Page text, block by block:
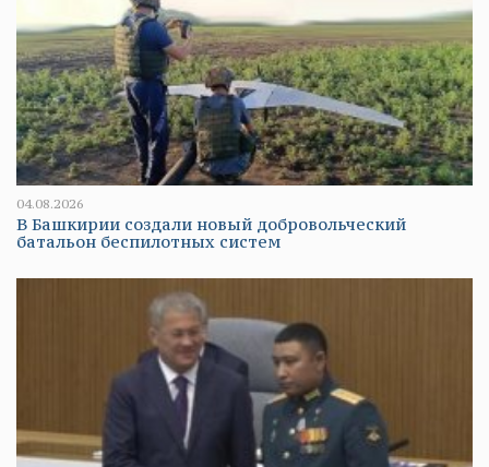
04.08.2026
В Башкирии создали новый добровольческий
батальон беспилотных систем